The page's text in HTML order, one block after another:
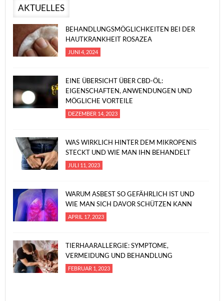
AKTUELLES
BEHANDLUNGSMÖGLICHKEITEN BEI DER
HAUTKRANKHEIT ROSAZEA
JUNI 4, 2024
EINE ÜBERSICHT ÜBER CBD-ÖL:
EIGENSCHAFTEN, ANWENDUNGEN UND
MÖGLICHE VORTEILE
DEZEMBER 14, 2023
WAS WIRKLICH HINTER DEM MIKROPENIS
STECKT UND WIE MAN IHN BEHANDELT
JULI 11, 2023
WARUM ASBEST SO GEFÄHRLICH IST UND
WIE MAN SICH DAVOR SCHÜTZEN KANN
APRIL 17, 2023
TIERHAARALLERGIE: SYMPTOME,
VERMEIDUNG UND BEHANDLUNG
FEBRUAR 1, 2023